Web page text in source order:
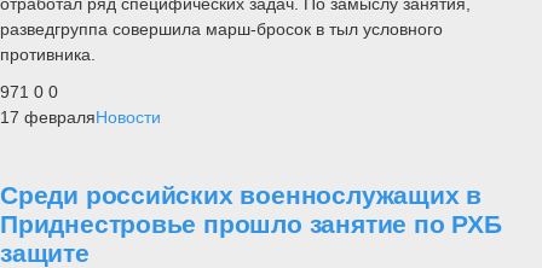
разведгруппа совершила марш-бросок в тыл условного
противника.
971 0 0
17 февраляНовости
Среди российских военнослужащих в
Приднестровье прошло занятие по РХБ
защите